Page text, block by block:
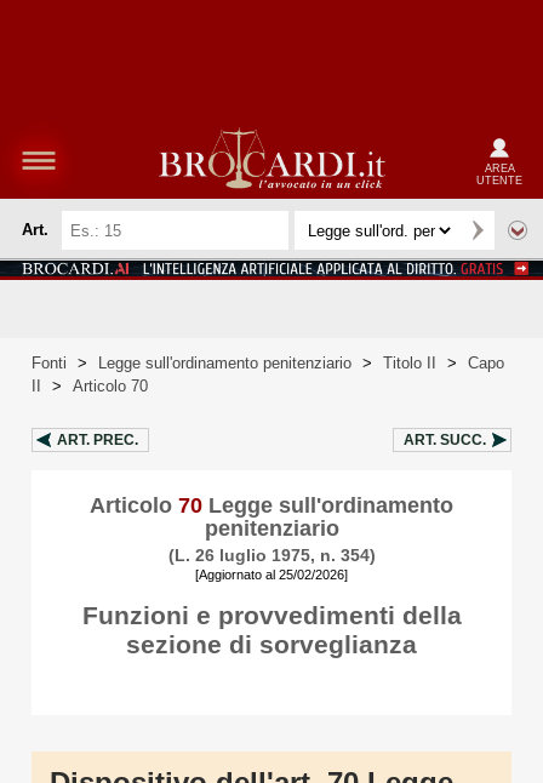
AREA
UTENTE
Art.
Fonti > Legge sull'ordinamento penitenziario > Titolo II >
Capo
> Articolo 70
ART. PREC. ART. SUCC.
Articolo 70 Legge sull'ordinamento
penitenziario
(L. 26 luglio 1975, n. 354)
[Aggiornato al 25/02/2026]
Funzioni e provvedimenti della
sezione di sorveglianza